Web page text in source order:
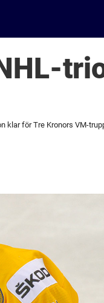
klar för Tre Kronors VM-